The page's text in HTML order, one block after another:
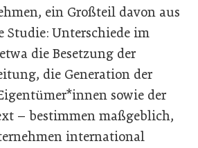
ein Großteil davon aus
Studie: Unterschiede im
die Besetzung der
die Generation der
sowie der
– bestimmen maßgeblich,
international